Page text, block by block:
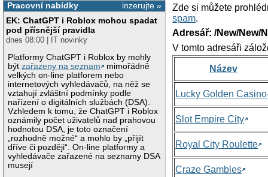
inzerujte »
Pracovní nabídky
EK: ChatGPT i Roblox mohou spadat
pod přísnější pravidla
dnes 08:00 | IT novinky
Platformy ChatGPT i Roblox by mohly
býtzařazeny na seznam
mimořádně
velkých on-line platforem nebo
internetových vyhledávačů, na něž se
vztahují zvláštní podmínky podle
nařízení o digitálních službách (DSA).
Vzhledem k tomu, že ChatGPT i Roblox
oznámily počet uživatelů nad prahovou
hodnotou DSA, je toto označení
„rozhodně možné“ a mohlo by „přijít
dříve či později“. On-line platformy a
vyhledávače zařazené na seznamy DSA
musejí
Zde si můžete
spam.
Adresář: /New/New/
V tomto adresáři
Název
Lucky Golden Casino
Slot Empire City
Royal City Roulette
Craze Gambles